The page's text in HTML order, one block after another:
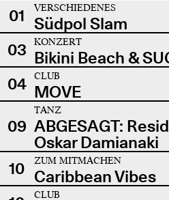
01
VERSCHIEDENES
Südpol Slam
03
KONZERT
Bikini Beach &
04
CLUB
MOVE
09
TANZ
ABGESAGT:
Oskar Damianaki
10
ZUM MITMACHEN
Caribbean Vibes
CLUB